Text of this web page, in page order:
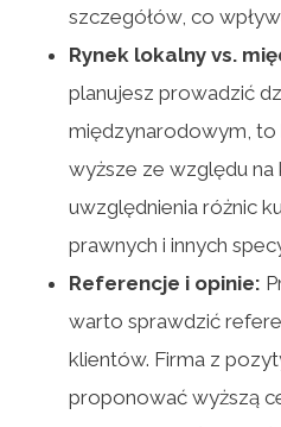
szczegółów, co
Rynek lokalny vs.
planujesz prowadzić
międzynarodowym,
wyższe ze względu na
uwzględnienia różnic
prawnych i innych
Referencje i opinie:
warto sprawdzić
klientów. Firma z
proponować wyższą